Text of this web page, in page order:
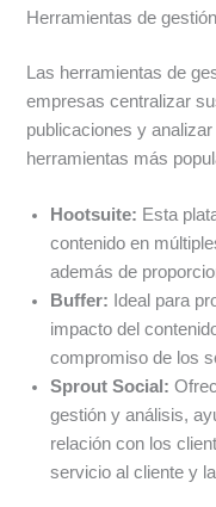
Herramientas de
Las herramientas de
empresas centralizar
publicaciones y
herramientas más
Hootsuite: Esta
contenido en
además de
Buffer: Ideal para
impacto del
compromiso de los
Sprout Social:
gestión y análisis,
relación con los
servicio al cliente y